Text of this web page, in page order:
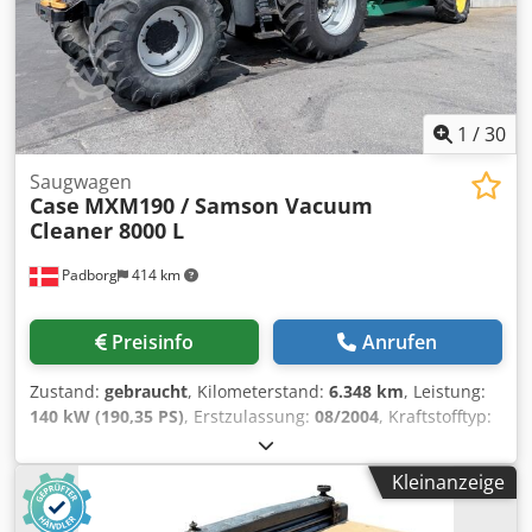
1 /30
Padborg 414 km
Saugwagen
Case MXM190 / Samson Vacuum
Cleaner 8000 L
Preisinfo Anrufen
Zustand: gebraucht, Kilometerstand: 6.348 km, Leistung:
140 kW (190,35 PS), Erstzulassung: 08/2004, Kraftstofftyp:
, Hersteller: Case Modell: MXM190 /
Samson Vakuum-Tankwagen 8000 L Baujahr: 2004
Zustand: Gut Seriennummer: ACM231045 Referenznr.:
8084 Zulassungsdatum: PS: 190 Betriebsstunden: 6348
Kleinanzeige